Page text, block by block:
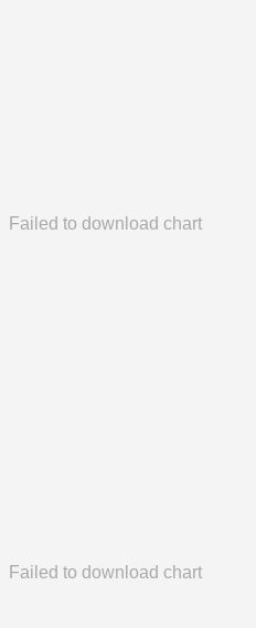
Failed to download chart
Failed to download chart